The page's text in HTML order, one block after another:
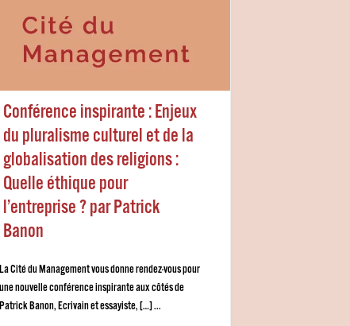
Conférence inspirante : Enjeux
du pluralisme culturel et de la
globalisation des religions :
Quelle éthique pour
l’entreprise ? par Patrick
Banon
La Cité du Management vous donne rendez-vous pour
une nouvelle conférence inspirante aux côtés de
Patrick Banon, Ecrivain et essayiste, […] ...